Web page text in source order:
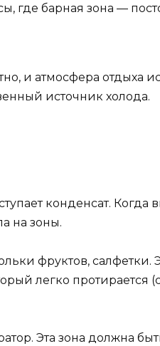
где барная зона —
и атмосфера отдыха
источник холода.
конденсат. Когда
на зоны.
фруктов, салфетки.
легко протирается
Эта зона должна